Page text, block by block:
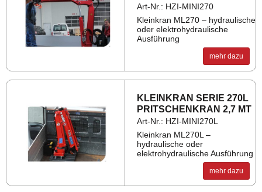
Art-Nr.: HZI-MINI270
Kleinkran ML270 – hydraulische
oder elektrohydraulische
Ausführung
mehr dazu
KLEIN­KRAN SERIE 270L
PRIT­SCHEN­KRAN 2,7 MT
Art-Nr.: HZI-MINI270L
Kleinkran ML270L –
hydraulische oder
elektrohydraulische Ausführung
mehr dazu